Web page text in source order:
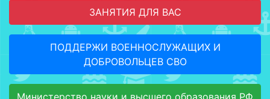
ЗАНЯТИЯ ДЛЯ ВАС
ПОДДЕРЖИ ВОЕННОСЛУЖАЩИХ И
ДОБРОВОЛЬЦЕВ СВО
Министерство науки и высшего образования РФ